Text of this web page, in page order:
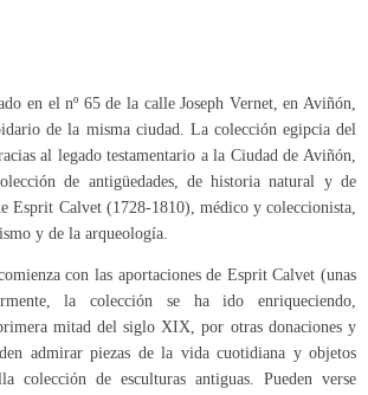
en el nº 65 de la calle Joseph Vernet, en Aviñón,
de la misma ciudad. La colección egipcia del
al legado testamentario a la Ciudad de Aviñón,
de antigüedades, de historia natural y de
Esprit Calvet (1728-1810), médico y coleccionista,
y de la arqueología.
con las aportaciones de Esprit Calvet (unas
la colección se ha ido enriqueciendo,
mitad del siglo XIX, por otras donaciones y
admirar piezas de la vida cuotidiana y objetos
colección de esculturas antiguas. Pueden verse